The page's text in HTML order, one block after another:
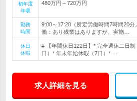
初年度
年収
480万円～720万円
勤務
時間
9:00～17:20（所定労働時間7時間20
働：あり残業はありますが、実施…
休日
休暇
# 【年間休日122日】* 完全週休二日
日）* 年末年始休暇（7日）* …
求人詳細を見る